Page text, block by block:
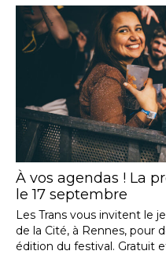
À vos agendas ! La
le 17 septembre
Les Trans vous invitent le
de la Cité, à Rennes, pour
édition du festival. Gratuit